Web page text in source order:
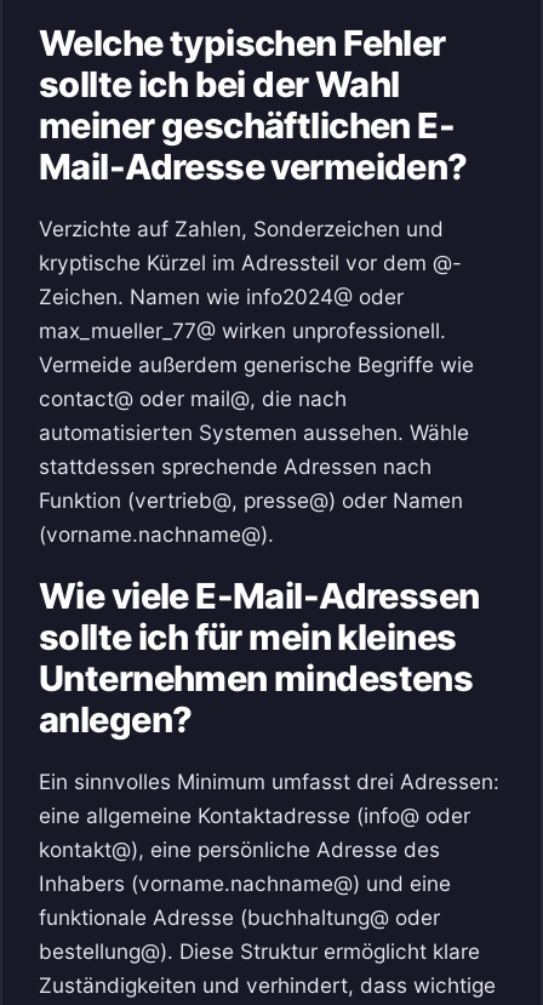
Welche typischen Fehler
sollte ich bei der Wahl
meiner geschäftlichen E-
Mail-Adresse vermeiden?
Verzichte auf Zahlen, Sonderzeichen und
kryptische Kürzel im Adressteil vor dem @-
Zeichen. Namen wie info2024@ oder
max_mueller_77@ wirken unprofessionell.
Vermeide außerdem generische Begriffe wie
contact@ oder mail@, die nach
automatisierten Systemen aussehen. Wähle
stattdessen sprechende Adressen nach
Funktion (vertrieb@, presse@) oder Namen
(vorname.nachname@).
Wie viele E-Mail-Adressen
sollte ich für mein kleines
Unternehmen mindestens
anlegen?
Ein sinnvolles Minimum umfasst drei Adressen:
eine allgemeine Kontaktadresse (info@ oder
kontakt@), eine persönliche Adresse des
Inhabers (vorname.nachname@) und eine
funktionale Adresse (buchhaltung@ oder
bestellung@). Diese Struktur ermöglicht klare
Zuständigkeiten und verhindert, dass wichtige